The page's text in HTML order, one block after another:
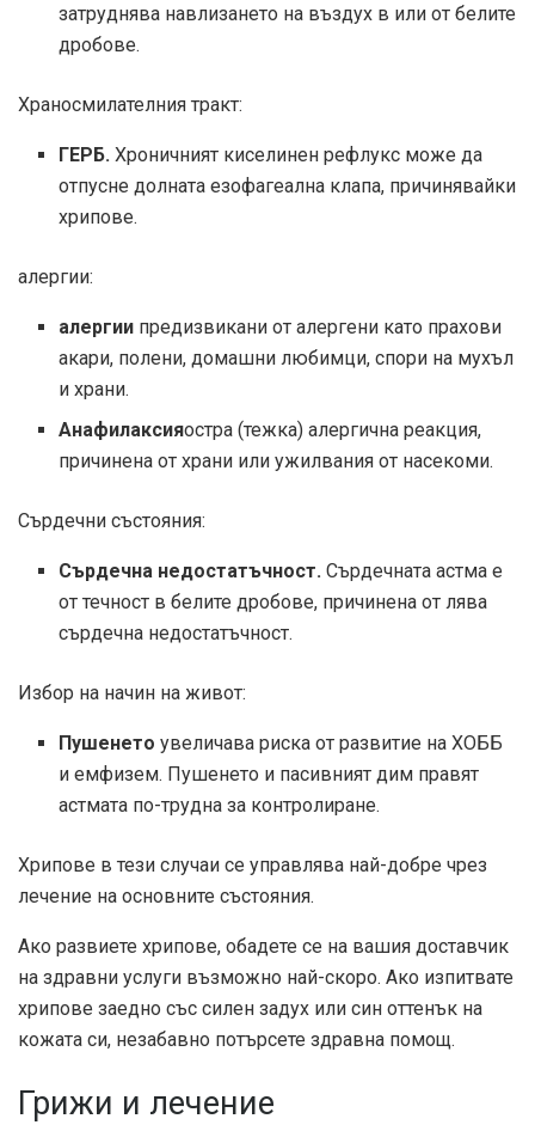
затруднява навлизането на въздух в или от белите
дробове.
Храносмилателния тракт:
ГЕРБ. Хроничният киселинен рефлукс може да
отпусне долната езофагеална клапа, причинявайки
хрипове.
алергии:
алергии предизвикани от алергени като прахови
акари, полени, домашни любимци, спори на мухъл
и храни.
Анафилаксияостра (тежка) алергична реакция,
причинена от храни или ужилвания от насекоми.
Сърдечни състояния:
Сърдечна недостатъчност. Сърдечната астма е
от течност в белите дробове, причинена от лява
сърдечна недостатъчност.
Избор на начин на живот:
Пушенето увеличава риска от развитие на ХОББ
и емфизем. Пушенето и пасивният дим правят
астмата по-трудна за контролиране.
Хрипове в тези случаи се управлява най-добре чрез
лечение на основните състояния.
Ако развиете хрипове, обадете се на вашия доставчик
на здравни услуги възможно най-скоро. Ако изпитвате
хрипове заедно със силен задух или син оттенък на
кожата си, незабавно потърсете здравна помощ.
Грижи и лечение